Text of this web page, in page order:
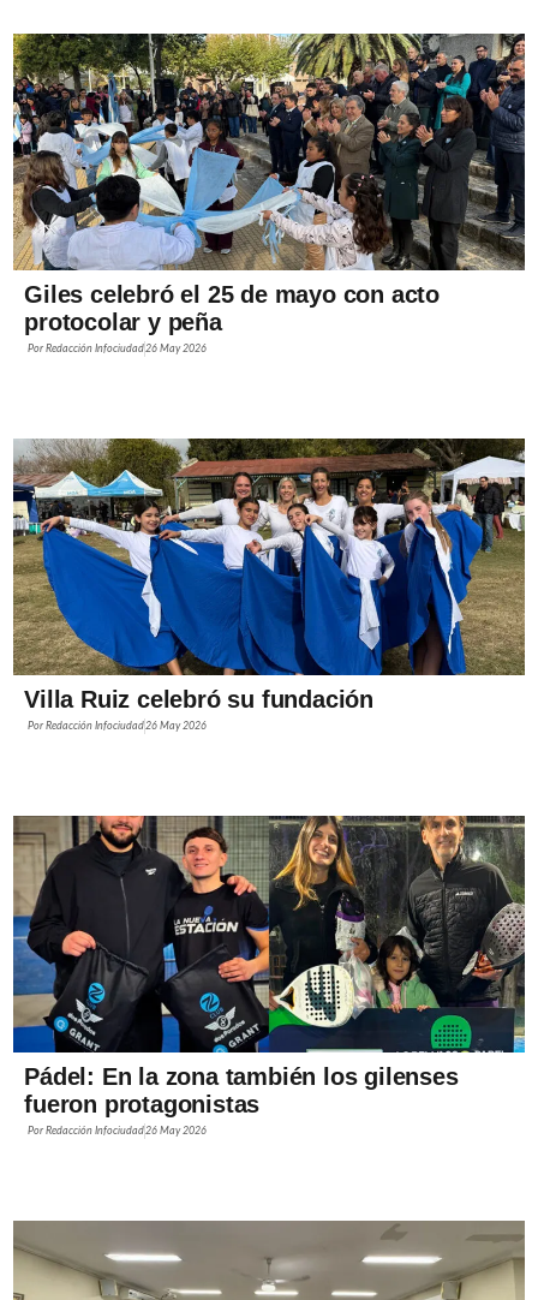
Giles celebró el 25 de mayo con acto
protocolar y peña
PorRedacción Infociudad 26 May 2026
Villa Ruiz celebró su fundación
PorRedacción Infociudad 26 May 2026
Pádel: En la zona también los gilenses
fueron protagonistas
PorRedacción Infociudad 26 May 2026